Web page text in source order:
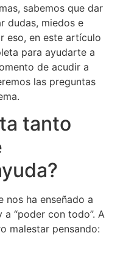
sabemos que dar
dudas, miedos e
eso, en este artículo
para ayudarte a
de acudir a
las preguntas
tanto
nos ha enseñado a
“poder con todo”. A
malestar pensando: